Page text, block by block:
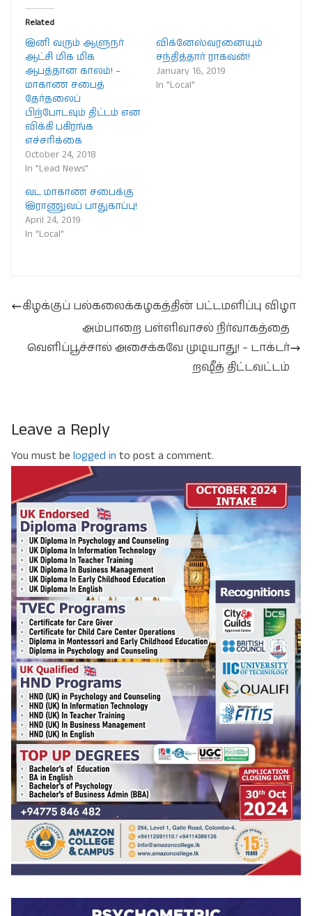
Related
இனி வரும் ஆளுநர்
ஆட்சி மிக மிக
ஆபத்தான காலம்! –
மாகாண சபைத்
தேர்தலைப்
பிற்போடவும் திட்டம் என
விக்கி பகிரங்க
எச்சரிக்கை
October 24, 2018
In "Lead News"
விக்னேஸ்வரனையும்
சந்தித்தார் ராகவன்!
January 16, 2019
In "Local"
வட மாகாண சபைக்கு
இராணுவப் பாதுகாப்பு!
April 24, 2019
In "Local"
கிழக்குப் பல்கலைக்கழகத்தின் பட்டமளிப்பு விழா
அம்பாறை பள்ளிவாசல் நிர்வாகத்தை
வெளிப்பூச்சால் அசைக்கவே முடியாது! – டாக்டர்
றஷீத் திட்டவட்டம்
Leave a Reply
You must be logged in to post a comment.